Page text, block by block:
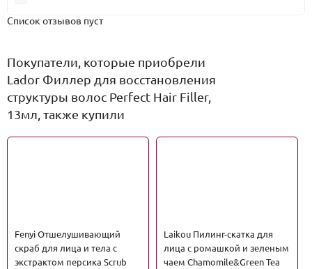
Список отзывов пуст
Покупатели, которые приобрели
Lador Филлер для восстановления
структуры волос Perfect Hair Filler,
13мл, также купили
Fenyi Отшелушивающий
скраб для лица и тела с
экстрактом персика Scrub
Laikou Пилинг-скатка для
лица с ромашкой и зеленым
чаем Chamomile&Green Tea